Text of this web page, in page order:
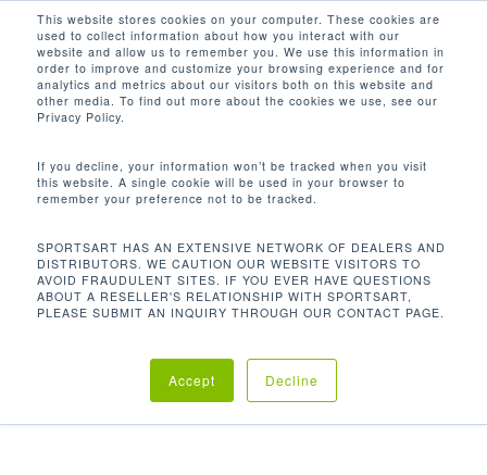
This website stores cookies on your computer. These cookies are
used to collect information about how you interact with our
website and allow us to remember you. We use this information in
order to improve and customize your browsing experience and for
analytics and metrics about our visitors both on this website and
other media. To find out more about the cookies we use, see our
Privacy Policy.
If you decline, your information won’t be tracked when you visit
this website. A single cookie will be used in your browser to
remember your preference not to be tracked.
SPORTSART HAS AN EXTENSIVE NETWORK OF DEALERS AND
DISTRIBUTORS. WE CAUTION OUR WEBSITE VISITORS TO
AVOID FRAUDULENT SITES. IF YOU EVER HAVE QUESTIONS
ABOUT A RESELLER'S RELATIONSHIP WITH SPORTSART,
PLEASE SUBMIT AN INQUIRY THROUGH OUR CONTACT PAGE.
Accept Decline
main
content
search
首页 重量训练
N917 左右独立肩上推举机
双手握住两侧独立的握把向上伸展手臂。阻力由配重块
提供，可以调整重量以适应每种类型的使用者
Close
Menu